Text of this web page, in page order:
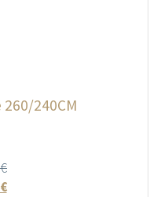
240CM
€
€